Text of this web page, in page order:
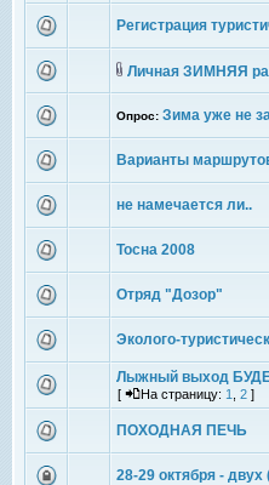
Регистрация
Личная ЗИМНЯЯ
Опрос: Зима уже не
Варианты
не намечается ли..
Тосна 2008
Отряд "Дозор"
Эколого-
Лыжный выход
[ На страницу: 1 2 ]
ПОХОДНАЯ ПЕЧЬ
28-29 октября -